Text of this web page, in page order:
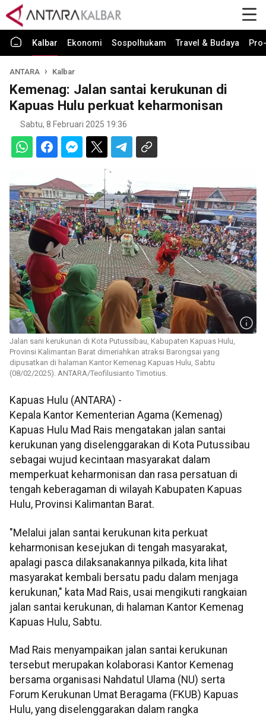
Kalbar Ekonomi Sospolhukam Travel & Budaya
ANTARA Kalbar
Kemenag: Jalan santai kerukunan di
Kapuas Hulu perkuat keharmonisan
Sabtu, 8 Februari 2025 19:36
Jalan sani kerukunan di Kota Putussibau, Kabupaten Kapuas Hulu,
Provinsi Kalimantan Barat dimeriahkan atraksi Barongsai yang
dipusatkan di halaman Kantor Kemenag Kapuas Hulu, Sabtu
(08/02/2025). ANTARA/Teofilusianto Timotius.
Kapuas Hulu (ANTARA) -
Kepala Kantor Kementerian Agama (Kemenag)
Kapuas Hulu Mad Rais mengatakan jalan santai
kerukunan yang diselenggarakan di Kota Putussibau
sebagai wujud kecintaan masyarakat dalam
memperkuat keharmonisan dan rasa persatuan di
tengah keberagaman di wilayah Kabupaten Kapuas
Hulu, Provinsi Kalimantan Barat.
"Melalui jalan santai kerukunan kita perkuat
keharmonisan kesejukan di tengah masyarakat,
apalagi pasca dilaksanakannya pilkada, kita lihat
masyarakat kembali bersatu padu dalam menjaga
kerukunan," kata Mad Rais, usai mengikuti rangkaian
jalan santai kerukunan, di halaman Kantor Kemenag
Kapuas Hulu, Sabtu.
Mad Rais menyampaikan jalan santai kerukunan
tersebut merupakan kolaborasi Kantor Kemenag
bersama organisasi Nahdatul Ulama (NU) serta
Forum Kerukunan Umat Beragama (FKUB) Kapuas
Hulu, yang diselenggarakan dalam rangka